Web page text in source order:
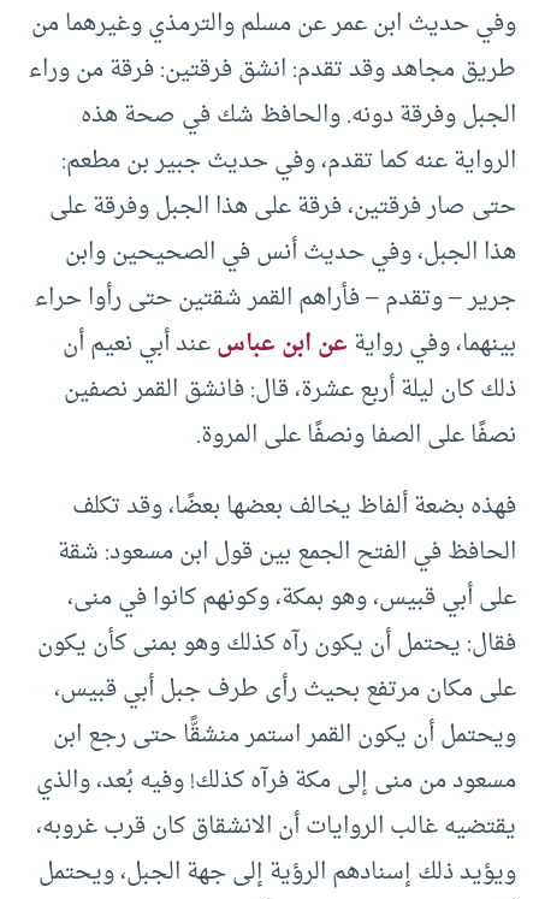
وفي حديث ابن عمر عن مسلم والترمذي وغيرهما من
طريق مجاهد وقد تقدم: انشق فرقتين: فرقة من وراء
الجبل وفرقة دونه. والحافظ شك في صحة هذه
الرواية عنه كما تقدم، وفي حديث جبير بن مطعم:
حتى صار فرقتين، فرقة على هذا الجبل وفرقة على
هذا الجبل، وفي حديث أنس في الصحيحين وابن
جرير – وتقدم – فأراهم القمر شقتين حتى رأوا حراء
بينهما، وفي روايةعن ابن عباسعند أبي نعيم أن
ذلك كان ليلة أربع عشرة، قال: فانشق القمر نصفين
نصفًا على الصفا ونصفًا على المروة.
فهذه بضعة ألفاظ يخالف بعضها بعضًا، وقد تكلف
الحافظ في الفتح الجمع بين قول ابن مسعود: شقة
على أبي قبيس، وهو بمكة، وكونهم كانوا في منى،
فقال: يحتمل أن يكون رآه كذلك وهو بمنى كأن يكون
على مكان مرتفع بحيث رأى طرف جبل أبي قبيس،
ويحتمل أن يكون القمر استمر منشقًّا حتى رجع ابن
مسعود من منى إلى مكة فرآه كذلك! وفيه بُعد، والذي
يقتضيه غالب الروايات أن الانشقاق كان قرب غروبه،
ويؤيد ذلك إسنادهم الرؤية إلى جهة الجبل، ويحتمل